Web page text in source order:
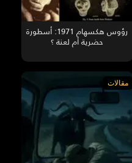
رؤوس هكسهام 1971: أسطورة
حضرية أم لعنة ؟
مقالات